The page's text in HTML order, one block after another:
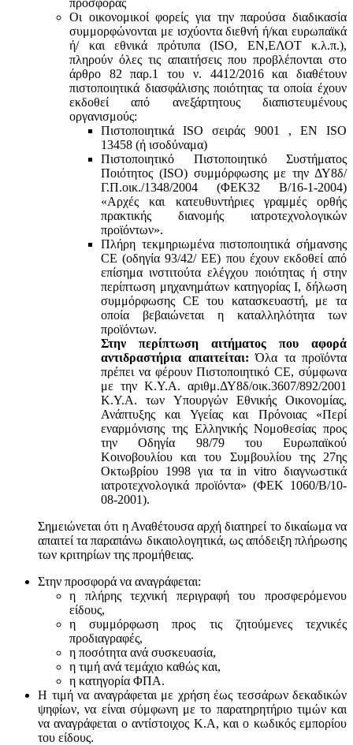
Οι οικονομικοί φορείς για την παρούσα διαδικασία
συμμορφώνονται με ισχύοντα διεθνή ή/και ευρωπαϊκά
ή/ και εθνικά πρότυπα (ISO, ΕΝ,ΕΛΟΤ κ.λ.π.),
πληρούν όλες τις απαιτήσεις που προβλέπονται στο
άρθρο 82 παρ.1 του ν. 4412/2016 και διαθέτουν
πιστοποιητικά διασφάλισης ποιότητας τα οποία έχουν
εκδοθεί από ανεξάρτητους διαπιστευμένους
οργανισμούς:
Πιστοποιητικά ISO σειράς 9001 , ΕΝ ISO
13458 (ή ισοδύναμα)
Πιστοποιητικό Πιστοποιητικό Συστήματος
Ποιότητος (ISO) συμμόρφωσης με την ΔΥ8δ/
Γ.Π.οικ./1348/2004 (ΦΕΚ32 Β/16-1-2004)
«Αρχές και κατευθυντήριες γραμμές ορθής
πρακτικής διανομής ιατροτεχνολογικών
προϊόντων».
Πλήρη τεκμηριωμένα πιστοποιητικά σήμανσης
CE (οδηγία 93/42/ ΕΕ) που έχουν εκδοθεί από
επίσημα ινστιτούτα ελέγχου ποιότητας ή στην
περίπτωση μηχανημάτων κατηγορίας Ι, δήλωση
συμμόρφωσης CE του κατασκευαστή, με τα
οποία βεβαιώνεται η καταλληλότητα των
προϊόντων.
Στην περίπτωση αιτήματος που αφορά
αντιδραστήρια απαιτείται: Όλα τα προϊόντα
πρέπει να φέρουν Πιστοποιητικό CE, σύμφωνα
με την Κ.Υ.Α. αριθμ.ΔΥ8δ/οικ.3607/892/2001
Κ.Υ.Α. των Υπουργών Εθνικής Οικονομίας,
Ανάπτυξης και Υγείας και Πρόνοιας «Περί
εναρμόνισης της Ελληνικής Νομοθεσίας προς
την Οδηγία 98/79 του Ευρωπαϊκού
Κοινοβουλίου και του Συμβουλίου της 27ης
Οκτωβρίου 1998 για τα in vitro διαγνωστικά
ιατροτεχνολογικά προϊόντα» (ΦΕΚ 1060/Β/10-
08-2001).
Σημειώνεται ότι η Αναθέτουσα αρχή διατηρεί το δικαίωμα να
απαιτεί τα παραπάνω δικαιολογητικά, ως απόδειξη πλήρωσης
των κριτηρίων της προμήθειας.
Στην προσφορά να αναγράφεται:
η πλήρης τεχνική περιγραφή του προσφερόμενου
είδους,
η συμμόρφωση προς τις ζητούμενες τεχνικές
προδιαγραφές,
η ποσότητα ανά συσκευασία,
η τιμή ανά τεμάχιο καθώς και,
η κατηγορία ΦΠΑ.
Η τιμή να αναγράφεται με χρήση έως τεσσάρων δεκαδικών
ψηφίων, να είναι σύμφωνη με το παρατηρητήριο τιμών και
να αναγράφεται ο αντίστοιχος Κ.Α, και ο κωδικός εμπορίου
του είδους.